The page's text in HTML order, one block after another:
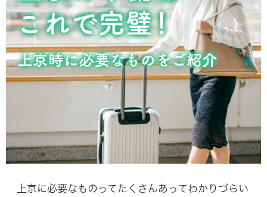
上京に必要なものってたくさんあってわかりづらい